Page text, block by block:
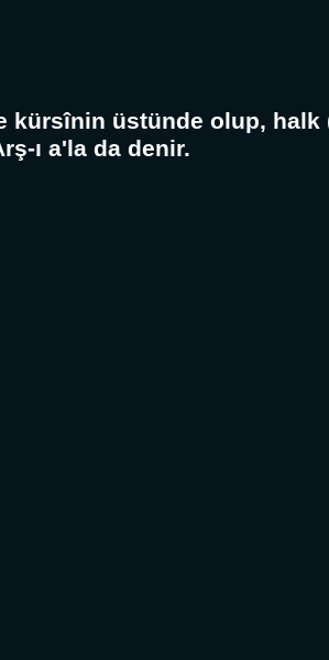
kürsînin üstünde olup,
ı a'la da denir.